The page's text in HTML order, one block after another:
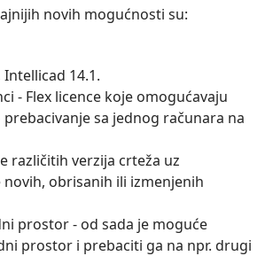
novih mogućnosti su:
14.1.
- Flex licence koje omogućavaju
sa jednog računara na
različitih verzija crteža uz
novih, obrisanih ili izmenjenih
prostor - od sada je moguće
prostor i prebaciti ga na npr. drugi